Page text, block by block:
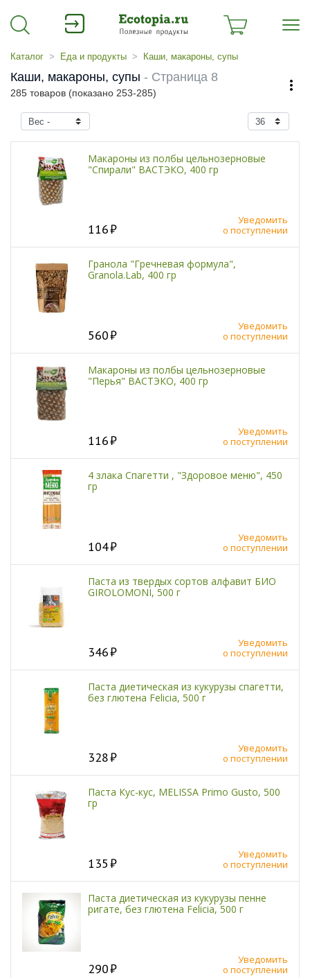
Каталог Еда и продукты Каши, макароны, супы
Каши, макароны, супы - Страница 8
285 товаров (показано 253-285)
Макароны из полбы цельнозерновые
"Спирали" ВАСТЭКО, 400 гр
116
Уведомить
о поступлении
Гранола "Гречневая формула",
Granola.Lab, 400 гр
560
Уведомить
о поступлении
Макароны из полбы цельнозерновые
"Перья" ВАСТЭКО, 400 гр
116
Уведомить
о поступлении
4 злака Спагетти , "Здоровое меню", 450
гр
104
Уведомить
о поступлении
Паста из твердых сортов алфавит БИО
GIROLOMONI, 500 г
346
Уведомить
о поступлении
Паста диетическая из кукурузы спагетти,
без глютена Felicia, 500 г
328
Уведомить
о поступлении
Паста Кус-кус, MELISSA Primo Gusto, 500
гр
135
Уведомить
о поступлении
Паста диетическая из кукурузы пенне
ригате, без глютена Felicia, 500 г
290
Уведомить
о поступлении